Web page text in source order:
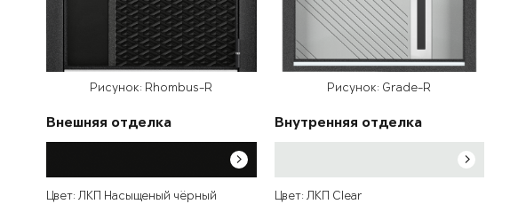
Рисунок: Rhombus-R
Внешняя отделка
Цвет: ЛКП Насыщеный чёрный
Рисунок: Grade-R
Внутренняя отделка
Цвет: ЛКП Clear